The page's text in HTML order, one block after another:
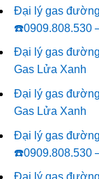
Đại lý gas
☎️0909.808.530
Đại lý gas
Gas Lửa Xanh
Đại lý gas
Gas Lửa Xanh
Đại lý gas
☎️0909.808.530